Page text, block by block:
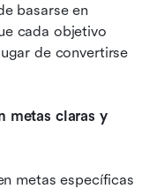
basarse en
cada objetivo
de convertirse
metas claras y
metas específicas